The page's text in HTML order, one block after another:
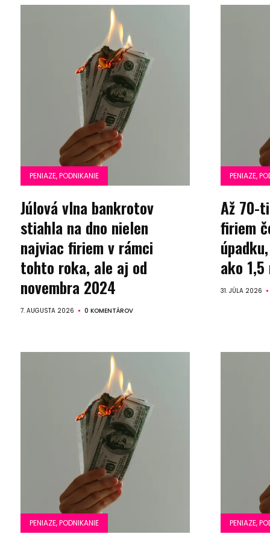
PENIAZE, PODNIKANIE
Júlová vlna bankrotov
stiahla na dno nielen
najviac firiem v rámci
tohto roka, ale aj od
novembra 2024
7. AUGUSTA 2026 0 KOMENTÁROV
PENIAZE,
Až 70-
firiem
ako
31. JÚLA 2026
PENIAZE, PODNIKANIE PENIAZE,